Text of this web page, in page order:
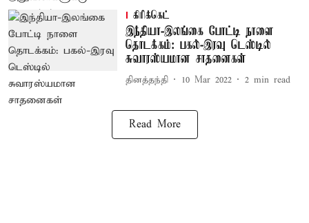
கிரிக்கெட்
இந்தியா-இலங்கை போட்டி நாளை
தொடக்கம்: பகல்-இரவு டெஸ்டில்
சுவாரஸ்யமான சாதனைகள்
தினத்தந்தி 10 Mar 2022 2 min read
Read More